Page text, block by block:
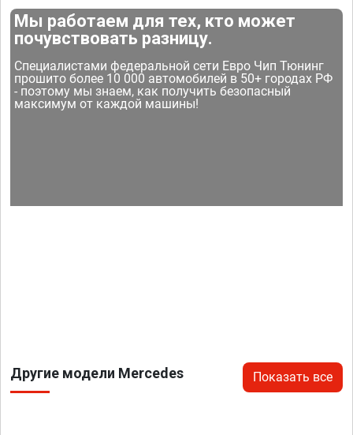
Мы работаем для тех, кто может
почувствовать разницу.
Специалистами федеральной сети Евро Чип Тюнинг
прошито более 10 000 автомобилей в 50+ городах РФ
- поэтому мы знаем, как получить безопасный
максимум от каждой машины!
Другие модели Mercedes Показать все